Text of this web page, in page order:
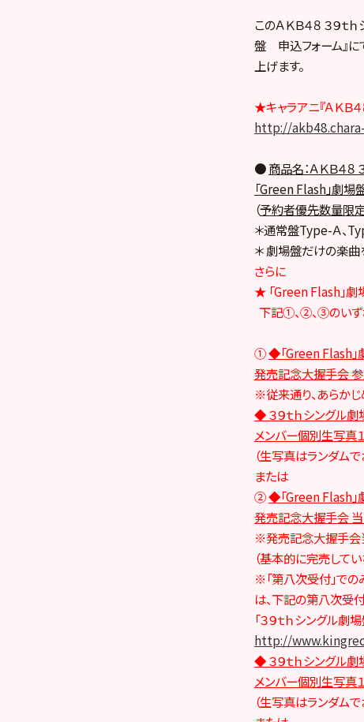
このＡＫＢ４８ ３９
盤 申込フォーム』に
上げます。
★キャラアニ『ＡＫＢ
http://
●商品名：ＡＫＢ４８
「Green Flash」劇場
（予約者優先数量限定
＊通常盤Type-Ａ、
＊ 劇場盤だけの楽曲
さらに
★ 「Green Flash」劇
下記①、②、③のいず
①◆「Green Flash
発売記念大握手会
※従来通り、あらか
◆ ３９ｔｈシングル
メンバー個別生写真
（生写真はランダムで
または
②◆「Green Flash
発売記念大握手会
※発売記念大握手会
（基本的に完売して
※「第八次受付」で
は、下記の第八次受
「３９ｔｈシングル
http://
◆ ３９ｔｈシングル
メンバー個別生写真
（生写真はランダムで